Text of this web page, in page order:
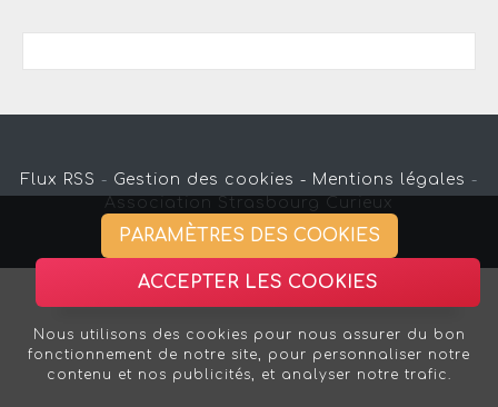
Flux RSS - Gestion des cookies - Mentions légales -
Association Strasbourg Curieux
PARAMÈTRES DES COOKIES
ACCEPTER LES COOKIES
Nous utilisons des cookies pour nous assurer du bon
fonctionnement de notre site, pour personnaliser notre
contenu et nos publicités, et analyser notre trafic.